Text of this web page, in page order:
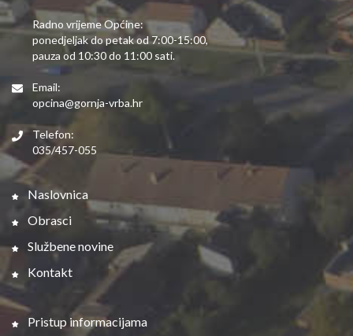
Radno vrijeme Općine:
ponedjeljak do petak od 7:00-15:00,
pauza od 10:30 do 11:00 sati.
Email:
opcina@gornja-vrba.hr
Telefon:
035/457-055
Naslovnica
Obrasci
Službene novine
Kontakt
Pristup informacijama